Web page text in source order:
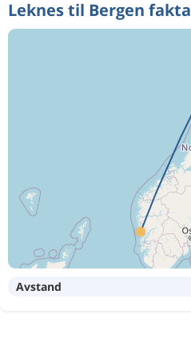
Leknes til Bergen fakta
Avstand